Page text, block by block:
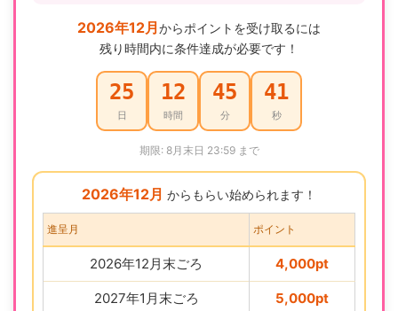
2026年12月 からポイントを受け取るには
残り時間内に条件達成が必要です！
25
日
12
時間
45
分
40
秒
期限: 8月末日 23:59 まで
2026年12月 からもらい始められます！
進呈月 ポイント
2026年12月末ごろ 4,000pt
2027年1月末ごろ 5,000pt